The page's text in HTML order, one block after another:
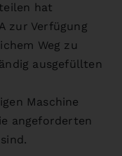
hat
zur Verfügung
Weg zu
ausgefüllten
Maschine
angeforderten